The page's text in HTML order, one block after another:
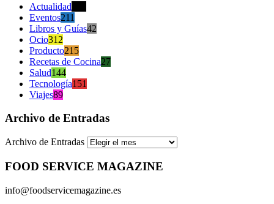
Actualidad
Eventos211
Libros y Guías42
Ocio312
Producto215
Recetas de Cocina27
Salud144
Tecnología151
Viajes89
Archivo de Entradas
Archivo de Entradas
FOOD SERVICE MAGAZINE
info@foodservicemagazine.es